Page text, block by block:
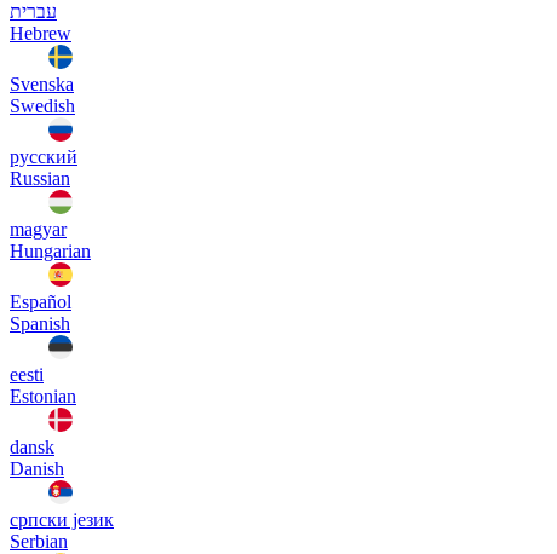
עברית
Hebrew
Svenska
Swedish
русский
Russian
magyar
Hungarian
Español
Spanish
eesti
Estonian
dansk
Danish
српски језик
Serbian